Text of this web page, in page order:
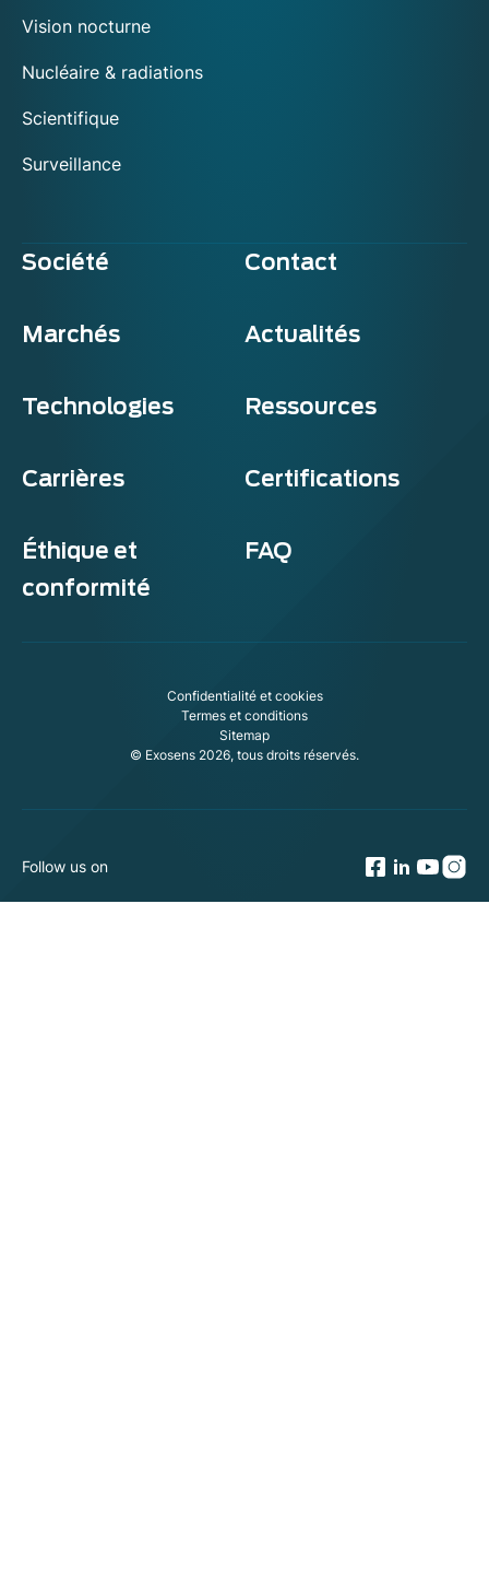
Vision nocturne
Nucléaire & radiations
Scientifique
Surveillance
Société Contact
Marchés Actualités
Technologies Ressources
Carrières Certifications
Éthique et
conformité
FAQ
Confidentialité et cookies
Termes et conditions
Sitemap
© Exosens 2026, tous droits réservés.
Follow us on